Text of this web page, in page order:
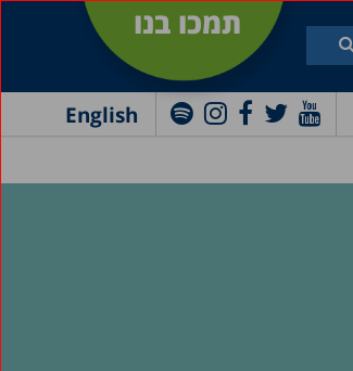
תמכו בנו
English